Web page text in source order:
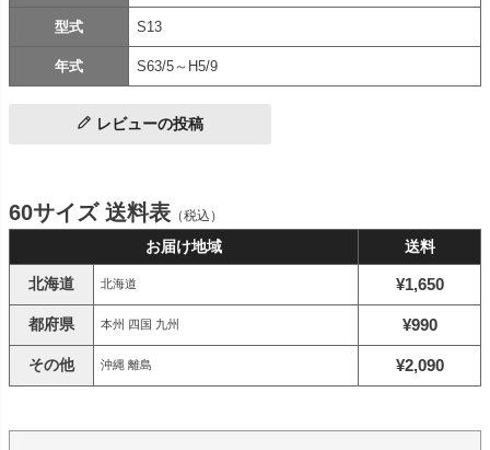
型式 S13
年式 S63/5～H5/9
レビューの投稿
60サイズ 送料表 （税込）
お届け地域 送料
北海道 北海道 ¥1,650
都府県 本州 四国 九州 ¥990
その他 沖縄 離島 ¥2,090